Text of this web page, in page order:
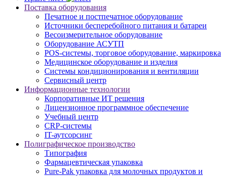
Поставка оборудования
Печатное и постпечатное оборудование
Источники бесперебойного питания и батареи
Весоизмерительное оборудование
Оборудование АСУТП
POS-системы, торговое оборудование, маркировка
Медицинское оборудование и изделия
Системы кондиционирования и вентиляции
Сервисный центр
Информационные технологии
Корпоративные ИТ решения
Лицензионное программное обеспечение
Учебный центр
CRP-системы
IT-аутсорсинг
Полиграфическое производство
Типография
Фармацевтическая упаковка
Pure-Pak упаковка для молочных продуктов и